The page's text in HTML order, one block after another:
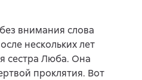
внимания слова
нескольких лет
сестра Люба. Она
проклятия. Вот